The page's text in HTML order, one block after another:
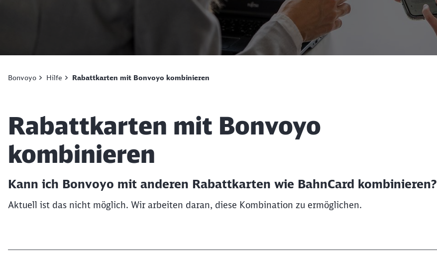
Bonvoyo Hilfe Rabattkarten mit Bonvoyo kombinieren
Artikel:
Rabattkarten mit Bonvoyo
kombinieren
Kann ich Bonvoyo mit anderen Rabattkarten wie BahnCard kombinieren?
Aktuell ist das nicht möglich. Wir arbeiten daran, diese Kombination zu ermöglichen.
Abbrechen